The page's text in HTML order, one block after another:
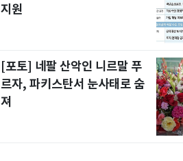
지원
[포토] 네팔 산악인 니르말 푸
르자, 파키스탄서 눈사태로 숨
져